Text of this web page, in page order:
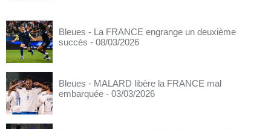
Bleues - La FRANCE engrange un deuxième
succès - 08/03/2026
Bleues - MALARD libère la FRANCE mal
embarquée - 03/03/2026